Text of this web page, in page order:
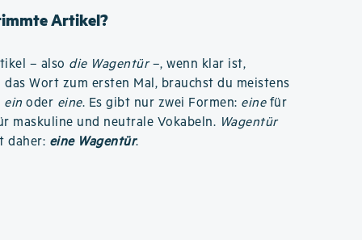
Artikel?
– also die Wagentür–, wenn klar ist,
Wort zum ersten Mal, brauchst du meistens
ein oder eine. Es gibt nur zwei Formen: einefür
maskuline und neutrale Vokabeln. Wagentür
daher: eine Wagentür.